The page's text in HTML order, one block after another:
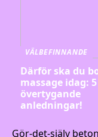
VÄLBEFINNANDE
Därför ska du
massage idag: 5
övertygande
anledningar!
Gör-det-själv